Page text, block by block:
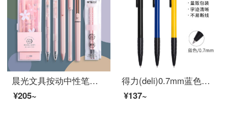
晨光文具按动中性笔莫兰迪色系0.5黑色学生用子弹头粉色系ins简约少女心水性笔0.35极细碳素水笔 10件套莫兰迪轻粉系P1493
¥205~
得力(deli)0.7mm蓝色按动圆珠笔中油笔 软胶握手原子笔36支/盒 办公用品
¥137~